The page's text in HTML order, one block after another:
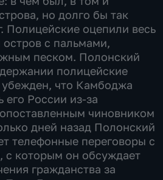
но долго бы так
Полицейские оцепили весь
с пальмами,
песком. Полонский
полицейские
убежден, что Камбоджа
его России из-за
чиновником
дней назад Полонский
телефонные переговоры с
с которым он обсуждает
гражданства за